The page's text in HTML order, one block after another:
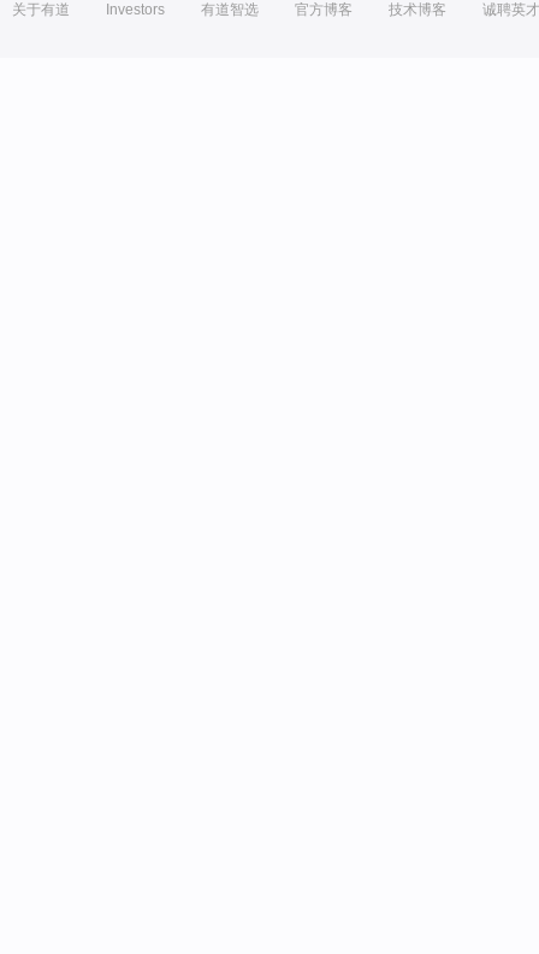
关于有道 Investors 有道智选 官方博客 技术博客 诚聘英才